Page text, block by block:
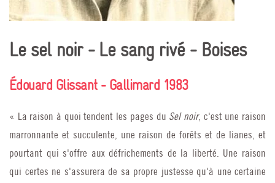
Le sel noir - Le sang rivé - Boises
Édouard Glissant - Gallimard 1983
« La raison à quoi tendent les pages du Sel noir, c'est une raison
marronnante et succulente, une raison de forêts et de lianes, et
pourtant qui s'offre aux défrichements de la liberté. Une raison
qui certes ne s'assurera de sa propre justesse qu'à une certaine